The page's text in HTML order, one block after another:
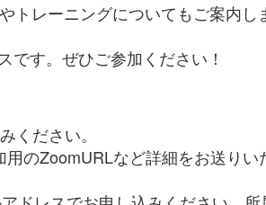
トレーニングについてもご案内し
です。ぜひご参加ください！
ください。
のZoomURLなど詳細をお送りい